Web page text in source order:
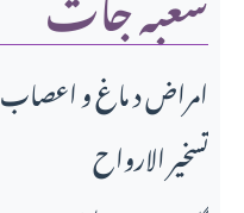
امراض د ماغ و اعصاب
تسخير الارواح